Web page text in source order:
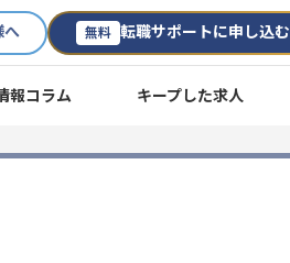
へ 無料 転職サポートに申し込む
報コラム キープした求人